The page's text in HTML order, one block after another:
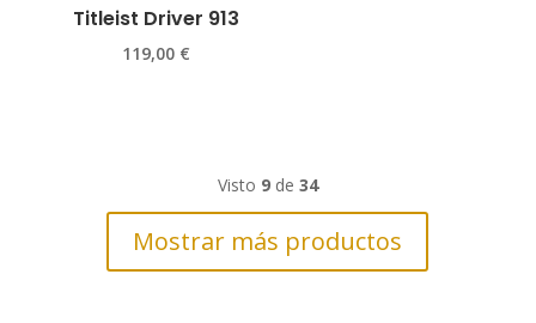
Titleist Driver 913
119,00 €
Visto 9de 34
Mostrar más productos